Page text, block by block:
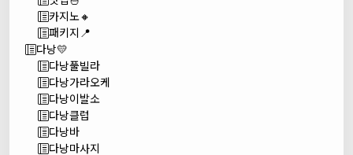
카지노🔸
패키지📍
다낭💛
다낭풀빌라
다낭가라오케
다낭이발소
다낭클럽
다낭바
다낭마사지